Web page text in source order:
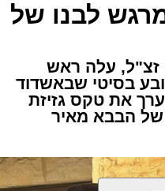
לבנו של
זצ"ל, עלה ראש
בסיטי שבאשדוד
את טקס גזיזת
של הבבא מאיר